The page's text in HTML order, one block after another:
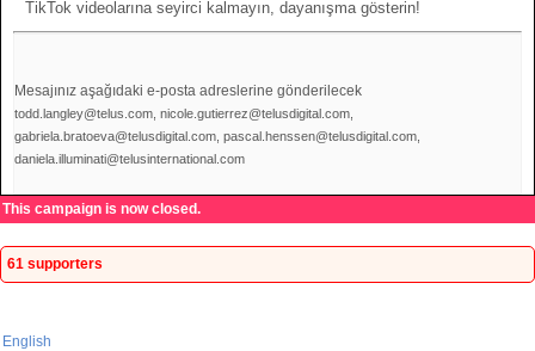
TikTok videolarına seyirci kalmayın, dayanışma gösterin!
Mesajınız aşağıdaki e-posta adreslerine gönderilecek
todd.langley@telus.com, nicole.gutierrez@telusdigital.com,
gabriela.bratoeva@telusdigital.com, pascal.henssen@telusdigital.com,
daniela.illuminati@telusinternational.com
This campaign is now closed.
61 supporters
English